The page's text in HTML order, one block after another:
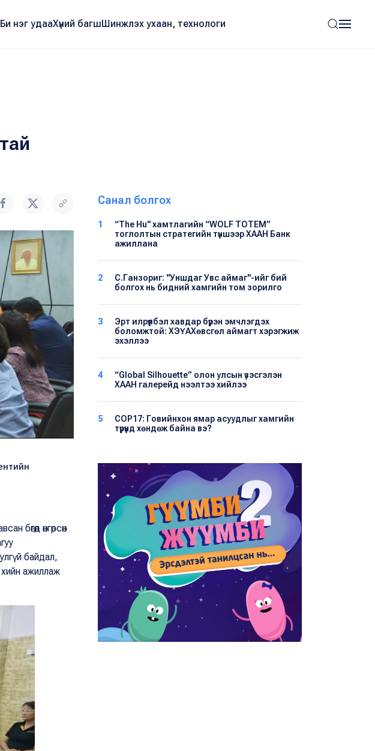
Би нэг удааХүний багшШинжлэх ухаан, технологи
өнгөрсөн
байдал,
ажиллаж
Санал болгох
1
“The Hu" хамтлагийн “WOLF TOTEM”
тоглолтын стратегийн түншээр ХААН Банк
ажиллана
2
С.Ганзориг: "Уншдаг Увс аймаг"-ийг бий
болгох нь бидний хамгийн том зорилго
3
Эрт илрүүлбэл хавдар бүрэн эмчлэгдэх
боломжтой: ХЭҮА​Хөвсгөл аймагт хэрэгжиж
эхэллээ
4
“Global Silhouette” олон улсын үзэсгэлэн
ХААН галерейд нээлтээ хийлээ
5
COP17: Говийнхон ямар асуудлыг хамгийн
түрүүнд хөндөж байна вэ?